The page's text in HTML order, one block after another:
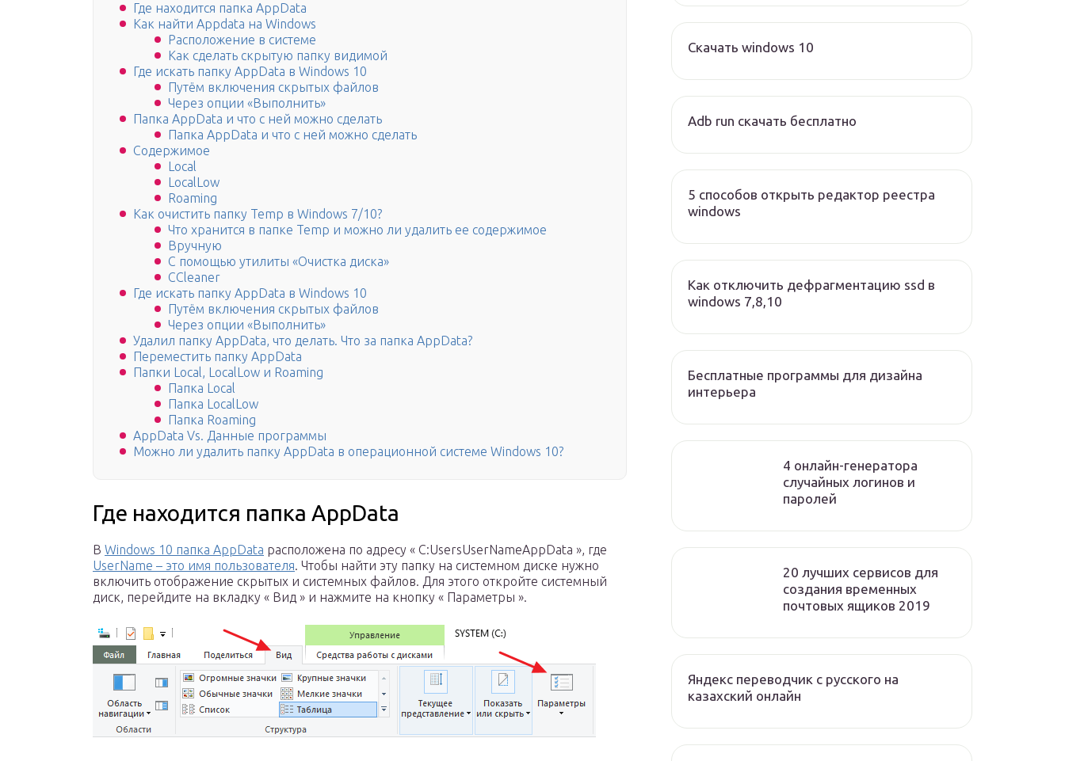
Где находится папка AppData
Как найти Appdata на Windows
Расположение в системе
Как сделать скрытую папку видимой
Где искать папку AppData в Windows 10
Путём включения скрытых файлов
Через опции «Выполнить»
Папка AppData и что с ней можно сделать
Папка AppData и что с ней можно сделать
Содержимое
Local
LocalLow
Roaming
Как очистить папку Temp в Windows 7/10?
Что хранится в папке Temp и можно ли удалить ее содержимое
Вручную
С помощью утилиты «Очистка диска»
CCleaner
Где искать папку AppData в Windows 10
Путём включения скрытых файлов
Через опции «Выполнить»
Удалил папку AppData, что делать. Что за папка AppData?
Переместить папку AppData
Папки Local, LocalLow и Roaming
Папка Local
Папка LocalLow
Папка Roaming
AppData Vs. Данные программы
Можно ли удалить папку AppData в операционной системе Windows 10?
Где находится папка AppData
В Windows 10 папка AppData расположена по адресу « C:UsersUserNameAppData », где
UserName – это имя пользователя. Чтобы найти эту папку на системном диске нужно
включить отображение скрытых и системных файлов. Для этого откройте системный
диск, перейдите на вкладку « Вид » и нажмите на кнопку « Параметры ».
Скачать windows 10
Adb run скачать бесплатно
5 способов открыть редактор реестра
windows
Как отключить дефрагментацию ssd в
windows 7,8,10
Бесплатные программы для дизайна
интерьера
4 онлайн-генератора
случайных логинов и
паролей
20 лучших сервисов для
создания временных
почтовых ящиков 2019
Яндекс переводчик с русского на
казахский онлайн